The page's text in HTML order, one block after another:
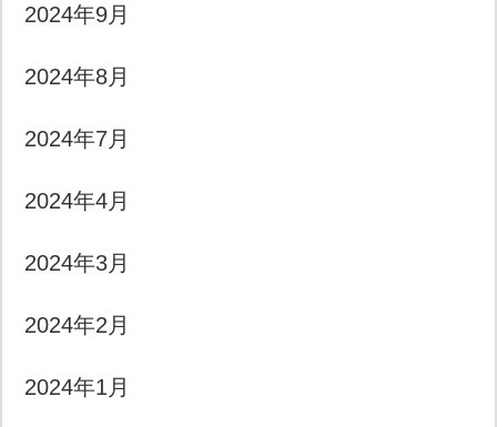
2024年9月
2024年8月
2024年7月
2024年4月
2024年3月
2024年2月
2024年1月